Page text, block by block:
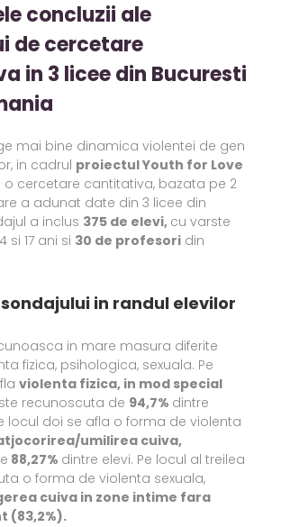
concluzii ale
de cercetare
in 3 licee din Bucuresti
mai bine dinamica violentei de gen
in cadrul proiectul Youth for Love
o cercetare cantitativa, bazata pe 2
a adunat date din 3 licee din
a inclus 375 de elevi, cu varste
si 17 ani si 30 de profesori din
in randul elevilor
in mare masura diferite
fizica, psihologica, sexuala. Pe
violenta fizica, in mod special
recunoscuta de 94,7% dintre
locul doi se afla o forma de violenta
umilirea cuiva,
88,27% dintre elevi. Pe locul al treilea
o forma de violenta sexuala,
cuiva in zone intime fara
(83,2%).